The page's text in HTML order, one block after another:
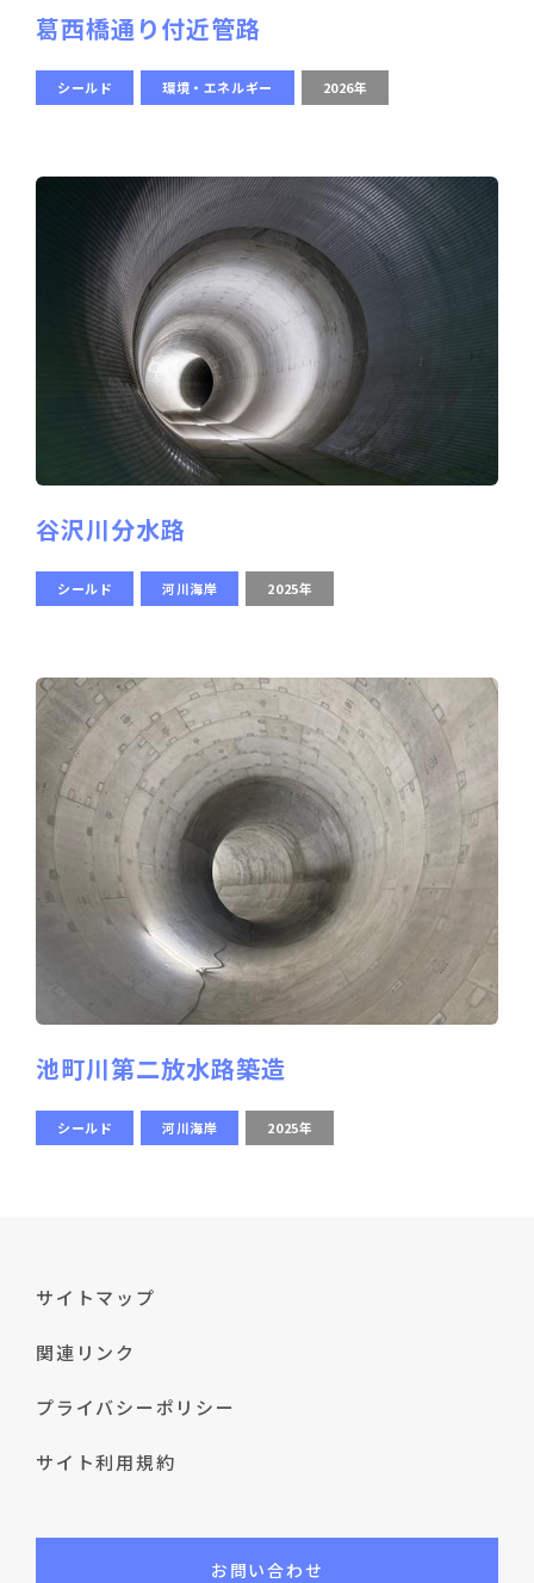
葛西橋通り付近管路
シールド 環境・エネルギー 2026年
谷沢川分水路
シールド 河川海岸 2025年
池町川第二放水路築造
シールド 河川海岸 2025年
サイトマップ
関連リンク
プライバシーポリシー
サイト利用規約
お問い合わせ